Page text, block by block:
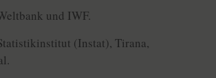
und IWF.
(Instat), Tirana,